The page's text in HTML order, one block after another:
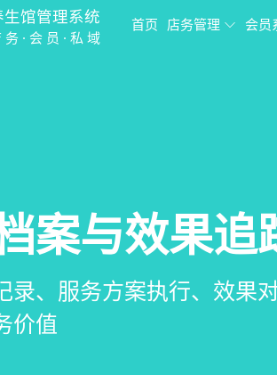
生馆管理系统
务·会员·私域
首页 店务管理 会员
销&锁客
套餐定制、精准营销、客
单价
工位管理
智能排班、技师调度、房
升资源利用率
案与效果追
录、服务方案执行、效果
价值
生馆管理系
养生馆预约、服务、会员
化管理